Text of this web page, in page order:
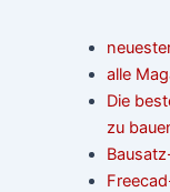
alle
Die
zu